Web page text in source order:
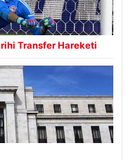
Transfer Hareketi